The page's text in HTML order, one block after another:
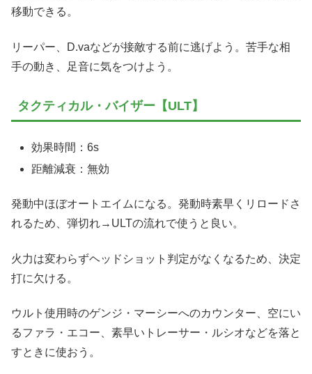
移動できる。
リーパー、D.vaなどが接敵する前に逃げよう。苦手な相
手の動き、足音に気をつけよう。
タクティカル・バイザー【ULT】
効果時間：6s
距離減衰：無効
発動中ほぼオートエイムになる。発動時素早くリロードさ
れるため、弾切れ→ULTの流れで使うと良い。
火力は変わらずヘッドショット判定がなくなるため、決定
打に欠ける。
ウルト使用時のゲンジ・マーシーへのカウンター、空にい
るファラ・エコー、素早いトレーサー・ルシオなどを落と
すときに使おう。